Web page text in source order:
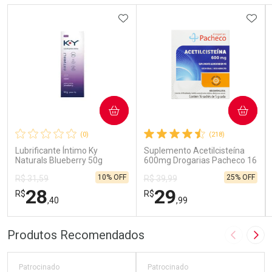
(0)
Lubrificante Íntimo Ky
Naturals Blueberry 50g
R$ 31,59
R$28,40
10% OFF
ADICIONAR AOS FAVORITOS
COMPRAR
FECHAR
FECHAR
Por Menos
(218)
Suplemento Acetilcisteína
600mg Drogarias Pacheco 16
R$ 39,99
R$29,99
25% OFF
COMPRAR
Por Menos
Produtos Recomendados Imagem
Patrocinado Patrocinado